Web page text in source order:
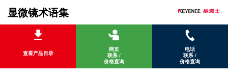
显微镜术语集
查看产品目录
网页
联系 /
价格查询
电话
联系 /
价格查询